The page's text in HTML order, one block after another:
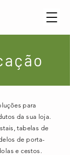
para
da sua loja.
tabelas de
de porta-
e cestos.